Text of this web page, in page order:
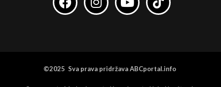
©2025 Sva prava pridržava ABCportal.info